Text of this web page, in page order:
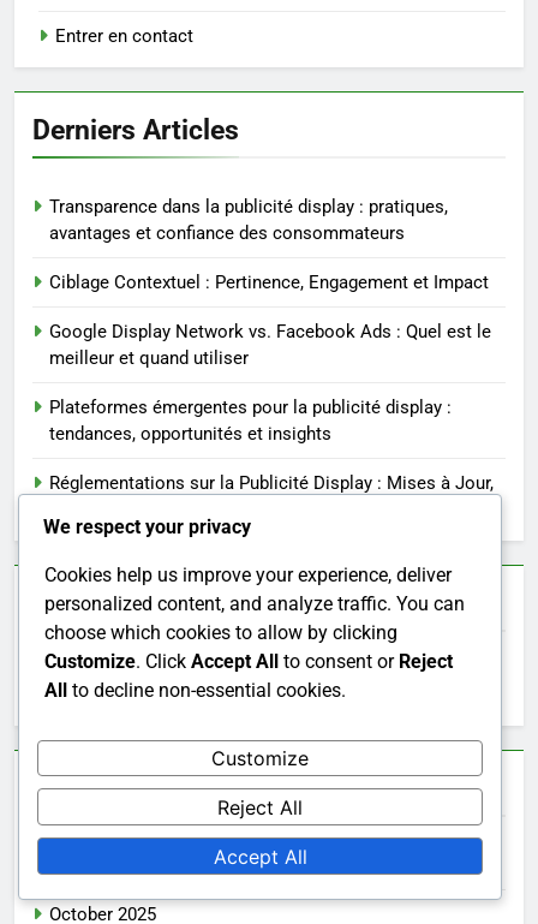
Entrer en contact
Derniers Articles
Transparence dans la publicité display : pratiques,
avantages et confiance des consommateurs
Ciblage Contextuel : Pertinence, Engagement et Impact
Google Display Network vs. Facebook Ads : Quel est le
meilleur et quand utiliser
Plateformes émergentes pour la publicité display :
tendances, opportunités et insights
Réglementations sur la Publicité Display : Mises à Jour,
Recherche
Search
for:
Archives
October 2025
We respect your privacy
Cookies help us improve your experience, deliver
personalized content, and analyze traffic. You can
choose which cookies to allow by clicking
Customize. Click Accept All to consent or Reject
All to decline non-essential cookies.
Customize
Reject All
Accept All